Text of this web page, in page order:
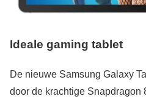
Ideale gaming tablet
De nieuwe Samsung Galaxy
door de krachtige Snapdragon